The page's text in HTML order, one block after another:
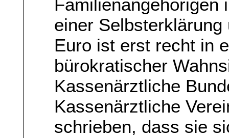
Familienangehörigen
einer
Euro ist erst recht in
bürokratischer
Kassenärztliche
Kassenärztliche
schrieben, dass sie